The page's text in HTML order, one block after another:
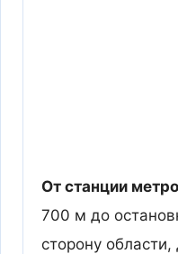
От станции
700 м до
сторону